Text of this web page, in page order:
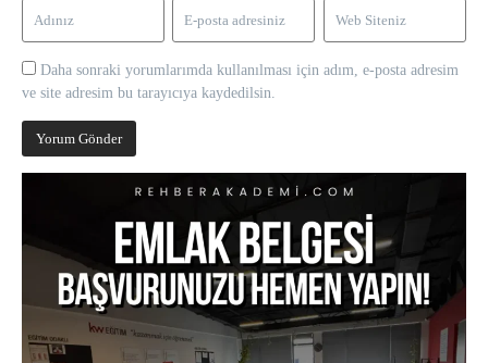
Daha sonraki yorumlarımda kullanılması için adım, e-posta adresim
ve site adresim bu tarayıcıya kaydedilsin.